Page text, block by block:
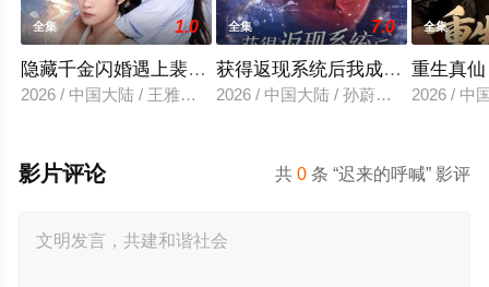
全集 1.0
隐藏千金闪婚遇上裴先生
2026 / 中国大陆 / 王雅清＆朱城玮
全集 7.0
获得返现系统后我成了万人迷
2026 / 中国大陆 / 孙蔚琳＆魏胜奇
全集
重生真
2026 / 中
共0 条 “迟来的呼喊” 影评
影片评论